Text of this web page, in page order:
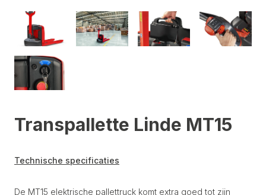
Transpallette Linde MT15
Technische specificaties
De MT15 elektrische pallettruck komt extra goed tot zijn